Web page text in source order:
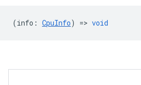
(info : CpuInfo) => void